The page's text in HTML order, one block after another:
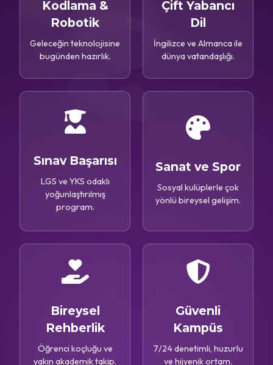
Kodlama &
Robotik
Geleceğin teknolojisine
bugünden hazırlık.
Çift Yabancı
Dil
İngilizce ve Almanca ile
dünya vatandaşlığı.
Sınav Başarısı
LGS ve YKS odaklı
yoğunlaştırılmış
program.
Sanat ve Spor
Sosyal kulüplerle çok
yönlü bireysel gelişim.
Bireysel
Rehberlik
Öğrenci koçluğu ve
yakın akademik takip.
Güvenli
Kampüs
7/24 denetimli, huzurlu
ve hijyenik ortam.